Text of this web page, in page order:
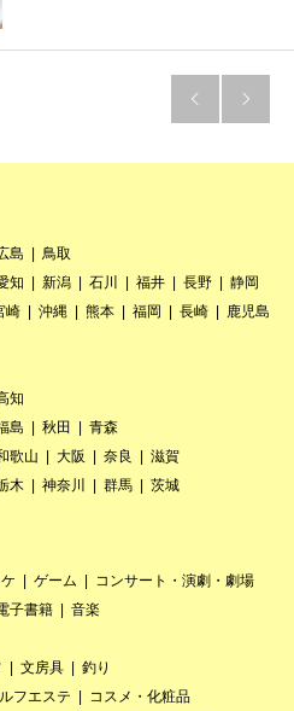
 
島
鳥取
知 新潟 石川 福井 長野
静岡
崎 沖縄 熊本 福岡 長崎
鹿児島
知
島 秋田
青森
歌山 大阪 奈良
滋賀
木 神奈川 群馬 茨城
ゲーム
コンサート・演劇・劇場
子書籍
音楽
文房具
釣り
フエステ
コスメ・化粧品